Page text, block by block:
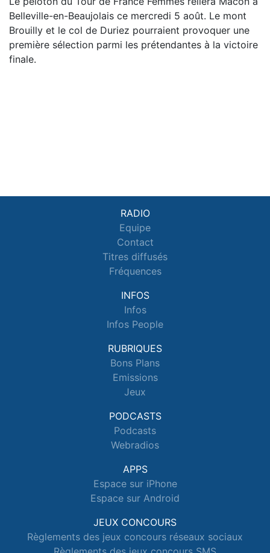
Belleville-en-Beaujolais ce mercredi 5 août. Le mont
Brouilly et le col de Duriez pourraient provoquer une
première sélection parmi les prétendantes à la victoire
finale.
RADIO
Equipe
Contact
Titres diffusés
Fréquences
INFOS
Infos
Infos People
RUBRIQUES
Bons Plans
Emissions
Jeux
PODCASTS
Podcasts
Webradios
APPS
Espace sur iPhone
Espace sur Android
JEUX CONCOURS
Règlements des jeux concours réseaux sociaux